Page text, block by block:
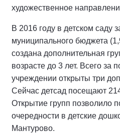
художественное
В 2016 году в детском саду
муниципального бюджета
создана дополнительная
возрасте до 3 лет. Всего за
учреждении открыты три
Сейчас детсад посещают
Открытие групп позволило
очередности в детские
Мантурово.